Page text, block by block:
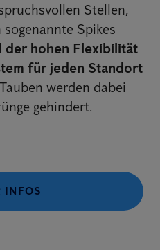
Stellen,
sogenannte Spikes
der hohen Flexibilität
für jeden Standort
werden dabei
gehindert.
INFOS